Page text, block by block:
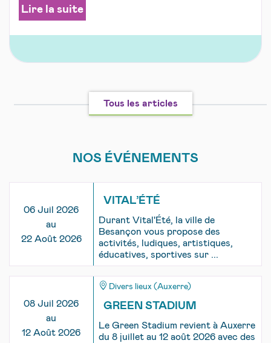
Lire la suite
Tous les articles
NOS ÉVÉNEMENTS
06 Juil 2026
au
22 Août 2026
VITAL’ÉTÉ
Durant Vital'Été, la ville de
Besançon vous propose des
activités, ludiques, artistiques,
éducatives, sportives sur ...
08 Juil 2026
au
12 Août 2026
Divers lieux (Auxerre)
GREEN STADIUM
Le Green Stadium revient à Auxerre
du 8 juillet au 12 août 2026 avec des